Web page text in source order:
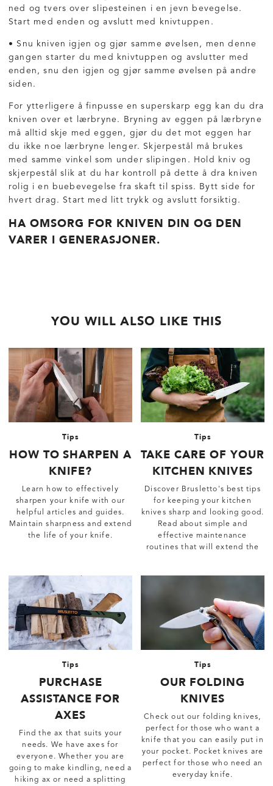
ned og tvers over slipesteinen i en jevn bevegelse.
Start med enden og avslutt med knivtuppen.
• Snu kniven igjen og gjør samme øvelsen, men denne
gangen starter du med knivtuppen og avslutter med
enden, snu den igjen og gjør samme øvelsen på andre
siden.
For ytterligere å finpusse en superskarp egg kan du dra
kniven over et lærbryne. Bryning av eggen på lærbryne
må alltid skje med eggen, gjør du det mot eggen har
du ikke noe lærbryne lenger. Skjerpestål må brukes
med samme vinkel som under slipingen. Hold kniv og
skjerpestål slik at du har kontroll på dette å dra kniven
rolig i en buebevegelse fra skaft til spiss. Bytt side for
hvert drag. Start med litt trykk og avslutt forsiktig.
HA OMSORG FOR KNIVEN DIN OG DEN
VARER I GENERASJONER.
YOU WILL ALSO LIKE THIS
Tips
HOW TO SHARPEN A
KNIFE?
Learn how to effectively
sharpen your knife with our
helpful articles and guides.
Maintain sharpness and extend
the life of your knife.
Tips
TAKE CARE OF YOUR
KITCHEN KNIVES
Discover Brusletto's best tips
for keeping your kitchen
knives sharp and looking good.
Read about simple and
effective maintenance
routines that will extend the
Tips
PURCHASE
ASSISTANCE FOR
AXES
Find the ax that suits your
needs. We have axes for
everyone. Whether you are
going to make kindling, need a
hiking ax or need a splitting
Tips
OUR FOLDING
KNIVES
Check out our folding knives,
perfect for those who want a
knife that you can easily put in
your pocket. Pocket knives are
perfect for those who need an
everyday knife.